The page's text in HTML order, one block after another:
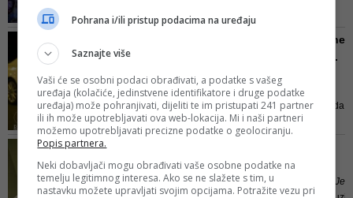
Eldin Husinbegović
Dragana Mirković kakvu ne
poznajete: Pjevačica tot...
Nakon deset godina i pjesme
„Život moj“,Dragana Mirković
Daniel Đokić riješili su ponovo da
udruže snage u pjesmi
„Trovanje“. Da su dobro odlučili
na YouTub...
JELISIĆ BAND
Gledajte novi spot grupe
Darko
Pohrana i/ili pristup podacima na uređaju
Saznajte više
Vaši će se osobni podaci obrađivati, a podatke s vašeg
uređaja (kolačiće, jedinstvene identifikatore i druge podatke
uređaja) može pohranjivati, dijeliti te im pristupati 241 partner
ili ih može upotrebljavati ova web-lokacija. Mi i naši partneri
možemo upotrebljavati precizne podatke o geolociranju.
Popis partnera.
Neki dobavljači mogu obrađivati vaše osobne podatke na
temelju legitimnog interesa. Ako se ne slažete s tim, u
nastavku možete upravljati svojim opcijama. Potražite vezu pri